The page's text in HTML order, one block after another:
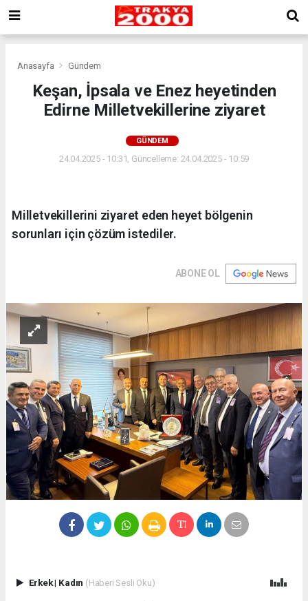
Anasayfa Gündem
Keşan, İpsala ve Enez heyetinden
Edirne Milletvekillerine ziyaret
GÜNDEM
24.04.2025 - 10:31, Güncelleme: 24.04.2025 - 10:59
Milletvekillerini ziyaret eden heyet bölgenin
sorunları için çözüm istediler.
ABONE OL
Erkek| Kadın (Haberi Sesli Oku)